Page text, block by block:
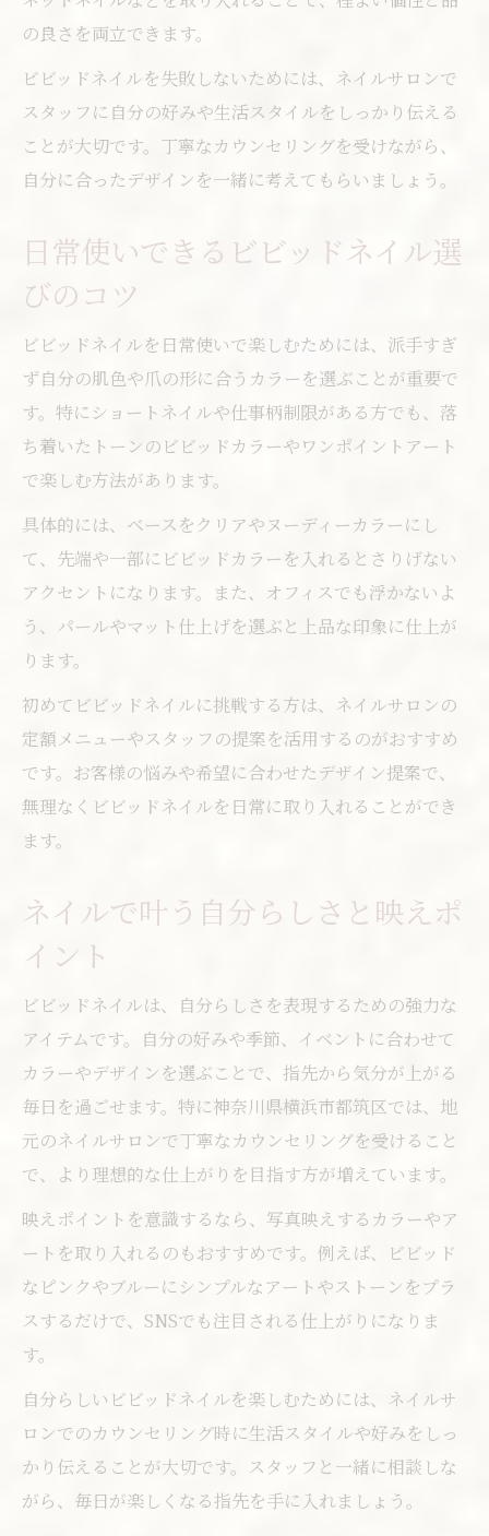
の良さを両立できます。
ビビッドネイルを失敗しないためには、ネイルサロンで
スタッフに自分の好みや生活スタイルをしっかり伝える
ことが大切です。丁寧なカウンセリングを受けながら、
自分に合ったデザインを一緒に考えてもらいましょう。
日常使いできるビビッドネイル選
びのコツ
ビビッドネイルを日常使いで楽しむためには、派手すぎ
ず自分の肌色や爪の形に合うカラーを選ぶことが重要で
す。特にショートネイルや仕事柄制限がある方でも、落
ち着いたトーンのビビッドカラーやワンポイントアート
で楽しむ方法があります。
具体的には、ベースをクリアやヌーディーカラーにし
て、先端や一部にビビッドカラーを入れるとさりげない
アクセントになります。また、オフィスでも浮かないよ
う、パールやマット仕上げを選ぶと上品な印象に仕上が
ります。
初めてビビッドネイルに挑戦する方は、ネイルサロンの
定額メニューやスタッフの提案を活用するのがおすすめ
です。お客様の悩みや希望に合わせたデザイン提案で、
無理なくビビッドネイルを日常に取り入れることができ
ます。
ネイルで叶う自分らしさと映えポ
イント
ビビッドネイルは、自分らしさを表現するための強力な
アイテムです。自分の好みや季節、イベントに合わせて
カラーやデザインを選ぶことで、指先から気分が上がる
毎日を過ごせます。特に神奈川県横浜市都筑区では、地
元のネイルサロンで丁寧なカウンセリングを受けること
で、より理想的な仕上がりを目指す方が増えています。
映えポイントを意識するなら、写真映えするカラーやア
ートを取り入れるのもおすすめです。例えば、ビビッド
なピンクやブルーにシンプルなアートやストーンをプラ
スするだけで、SNSでも注目される仕上がりになりま
す。
自分らしいビビッドネイルを楽しむためには、ネイルサ
ロンでのカウンセリング時に生活スタイルや好みをしっ
かり伝えることが大切です。スタッフと一緒に相談しな
がら、毎日が楽しくなる指先を手に入れましょう。